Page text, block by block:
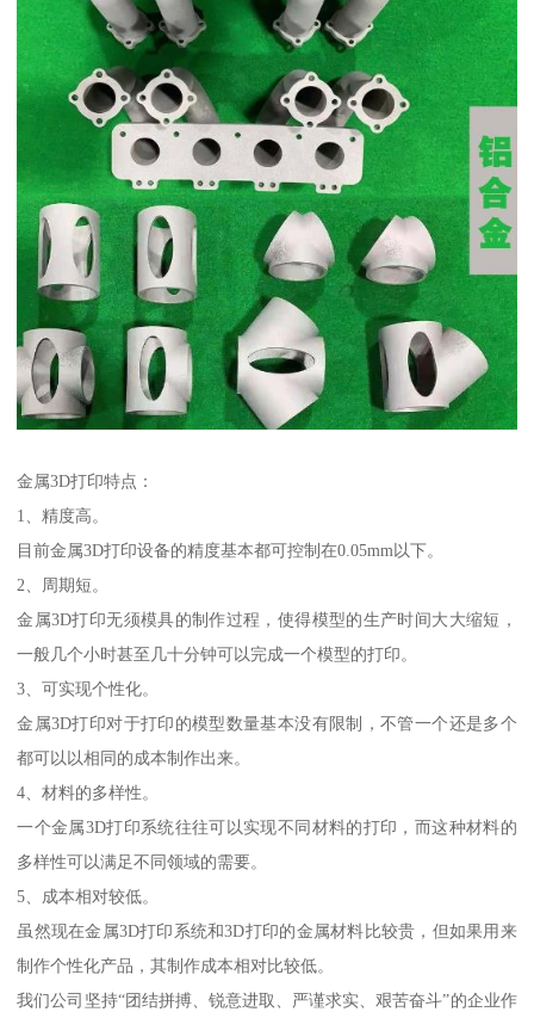
金属3D打印特点：
1、精度高。
目前金属3D打印设备的精度基本都可控制在0.05mm以下。
2、周期短。
金属3D打印无须模具的制作过程，使得模型的生产时间大大缩短，
一般几个小时甚至几十分钟可以完成一个模型的打印。
3、可实现个性化。
金属3D打印对于打印的模型数量基本没有限制，不管一个还是多个
都可以以相同的成本制作出来。
4、材料的多样性。
一个金属3D打印系统往往可以实现不同材料的打印，而这种材料的
多样性可以满足不同领域的需要。
5、成本相对较低。
虽然现在金属3D打印系统和3D打印的金属材料比较贵，但如果用来
制作个性化产品，其制作成本相对比较低。
我们公司坚持“团结拼搏、锐意进取、严谨求实、艰苦奋斗”的企业作